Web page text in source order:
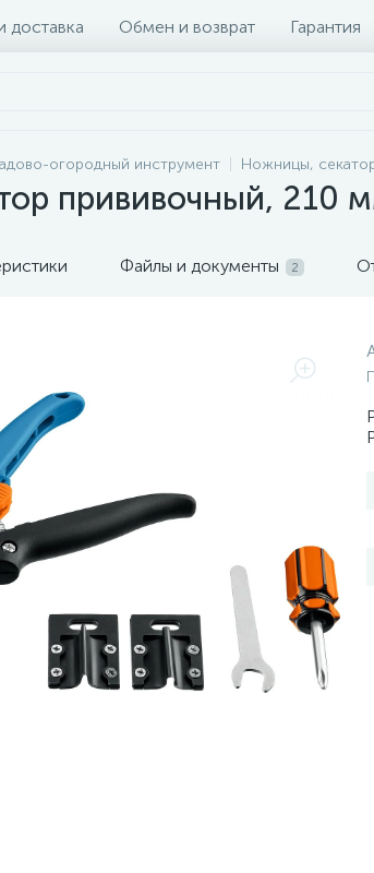
доставка Обмен и возврат Гарантия
огородный инструмент Ножницы,
прививочный, 210
Файлы и документы 2